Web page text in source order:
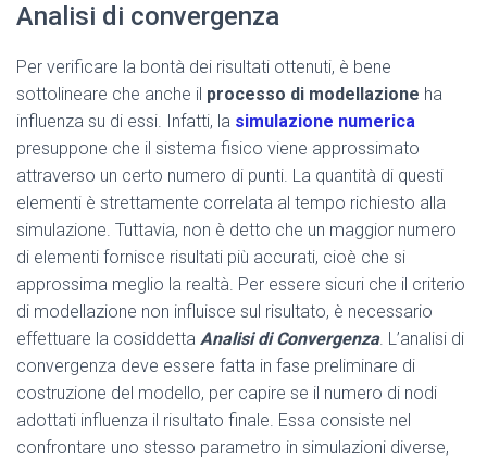
Analisi di convergenza
Per verificare la bontà dei risultati ottenuti, è bene
sottolineare che anche il processo di modellazione ha
influenza su di essi. Infatti, la simulazione numerica
presuppone che il sistema fisico viene approssimato
attraverso un certo numero di punti. La quantità di questi
elementi è strettamente correlata al tempo richiesto alla
simulazione. Tuttavia, non è detto che un maggior numero
di elementi fornisce risultati più accurati, cioè che si
approssima meglio la realtà. Per essere sicuri che il criterio
di modellazione non influisce sul risultato, è necessario
effettuare la cosiddetta Analisi di Convergenza. L’analisi di
convergenza deve essere fatta in fase preliminare di
costruzione del modello, per capire se il numero di nodi
adottati influenza il risultato finale. Essa consiste nel
confrontare uno stesso parametro in simulazioni diverse,